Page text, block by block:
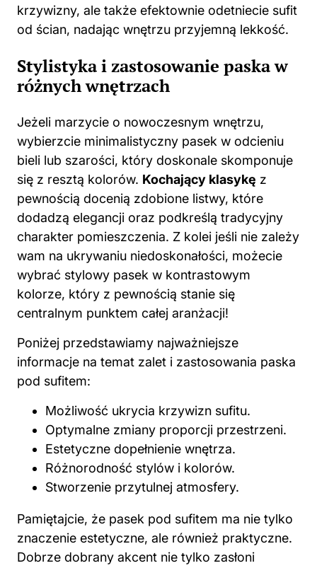
krzywizny, ale także efektownie odetniecie sufit
od ścian, nadając wnętrzu przyjemną lekkość.
Stylistyka i zastosowanie paska w
różnych wnętrzach
Jeżeli marzycie o nowoczesnym wnętrzu,
wybierzcie minimalistyczny pasek w odcieniu
bieli lub szarości, który doskonale skomponuje
się z resztą kolorów. Kochający klasykę z
pewnością docenią zdobione listwy, które
dodadzą elegancji oraz podkreślą tradycyjny
charakter pomieszczenia. Z kolei jeśli nie zależy
wam na ukrywaniu niedoskonałości, możecie
wybrać stylowy pasek w kontrastowym
kolorze, który z pewnością stanie się
centralnym punktem całej aranżacji!
Poniżej przedstawiamy najważniejsze
informacje na temat zalet i zastosowania paska
pod sufitem:
Możliwość ukrycia krzywizn sufitu.
Optymalne zmiany proporcji przestrzeni.
Estetyczne dopełnienie wnętrza.
Różnorodność stylów i kolorów.
Stworzenie przytulnej atmosfery.
Pamiętajcie, że pasek pod sufitem ma nie tylko
znaczenie estetyczne, ale również praktyczne.
Dobrze dobrany akcent nie tylko zasłoni